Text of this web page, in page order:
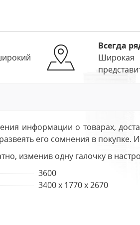
Всегда
информации о товарах,
его сомнения в покупке.
изменив одну галочку в
3600
3400 х 1770 х 2670